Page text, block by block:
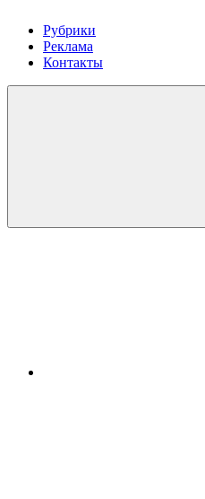
Рубрики
Реклама
Контакты